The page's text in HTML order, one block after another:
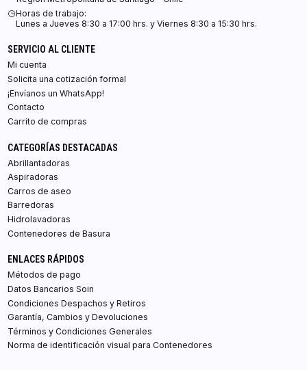
Horas de trabajo:
Lunes a Jueves 8:30 a 17:00 hrs. y Viernes 8:30 a 15:30 hrs.
SERVICIO AL CLIENTE
Mi cuenta
Solicita una cotización formal
¡Envíanos un WhatsApp!
Contacto
Carrito de compras
CATEGORÍAS DESTACADAS
Abrillantadoras
Aspiradoras
Carros de aseo
Barredoras
Hidrolavadoras
Contenedores de Basura
ENLACES RÁPIDOS
Métodos de pago
Datos Bancarios Soin
Condiciones Despachos y Retiros
Garantía, Cambios y Devoluciones
Términos y Condiciones Generales
Norma de identificación visual para Contenedores